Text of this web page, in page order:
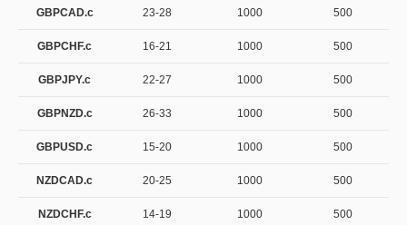
GBPCAD.c 23-28 1000 500
GBPCHF.c 16-21 1000 500
GBPJPY.c 22-27 1000 500
GBPNZD.c 26-33 1000 500
GBPUSD.c 15-20 1000 500
NZDCAD.c 20-25 1000 500
NZDCHF.c 14-19 1000 500